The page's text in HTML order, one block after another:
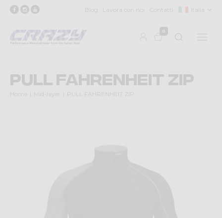
Blog Lavora con noi Contatti Italia
0
PULL FAHRENHEIT ZIP
Home Mid-layer PULL FAHRENHEIT ZIP